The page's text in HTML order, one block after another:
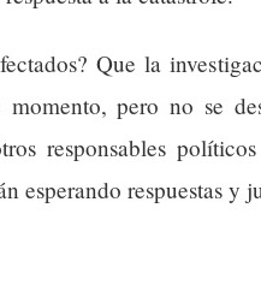
Que la
pero no se
responsables
esperando respuestas y